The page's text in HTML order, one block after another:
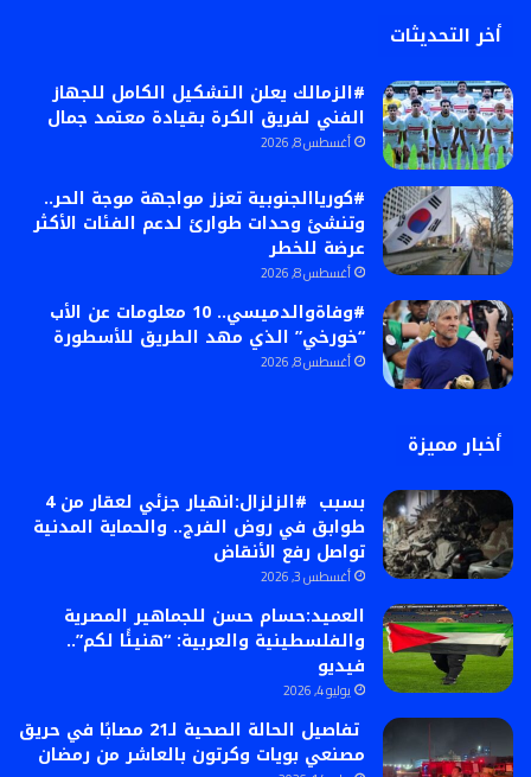
أخر التحديثات
#الزمالك يعلن التشكيل الكامل للجهاز
الفني لفريق الكرة بقيادة معتمد جمال
أغسطس 8, 2026
#كورياالجنوبية تعزز مواجهة موجة الحر..
وتنشئ وحدات طوارئ لدعم الفئات الأكثر
عرضة للخطر
أغسطس 8, 2026
#وفاةوالدميسي.. 10 معلومات عن الأب
“خورخي” الذي مهد الطريق للأسطورة
أغسطس 8, 2026
أخبار مميزة
بسبب #الزلزال:انهيار جزئي لعقار من 4
طوابق في روض الفرج.. والحماية المدنية
تواصل رفع الأنقاض
أغسطس 3, 2026
العميد:حسام حسن للجماهير المصرية
والفلسطينية والعربية: “هنيئًا لكم”..
فيديو
يوليو 4, 2026
تفاصيل الحالة الصحية لـ21 مصابًا في حريق
مصنعي بويات وكرتون بالعاشر من رمضان